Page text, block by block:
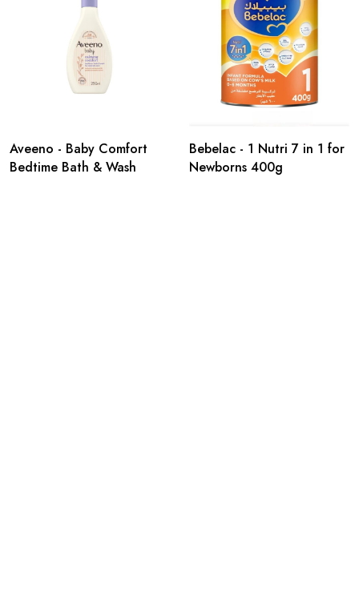
Aveeno - Baby Comfort
Bedtime Bath & Wash
Bebelac - 1 Nutri 7 in 1 for
Newborns 400g